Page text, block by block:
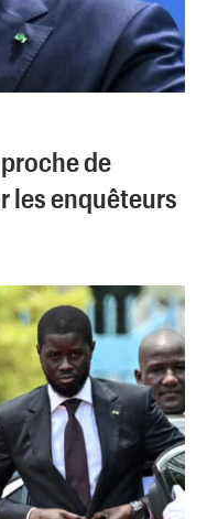
de
les enquêteurs